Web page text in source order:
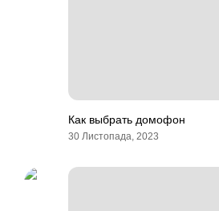
Как выбрать домофон
30 Листопада, 2023